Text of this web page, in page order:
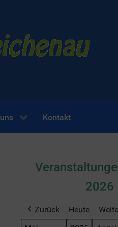
Kontakt
2026
Zurück Heute